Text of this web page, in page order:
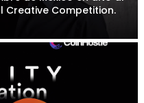
Creative Competition.